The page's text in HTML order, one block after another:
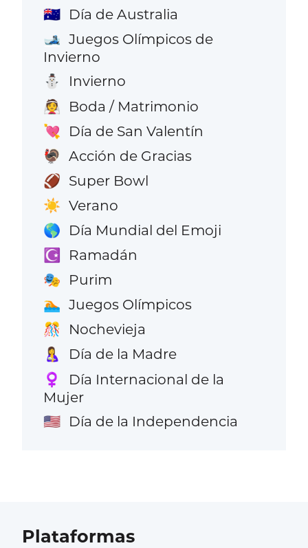
🇦🇺 Día de Australia
🎿 Juegos Olímpicos de
Invierno
⛄ Invierno
👰 Boda / Matrimonio
💘 Día de San Valentín
🦃 Acción de Gracias
🏈 Super Bowl
☀️ Verano
🌎 Día Mundial del Emoji
☪️ Ramadán
🎭 Purim
🏊 Juegos Olímpicos
🎊 Nochevieja
🤱 Día de la Madre
♀️
Día Internacional de la
Mujer
🇺🇸 Día de la Independencia
Plataformas